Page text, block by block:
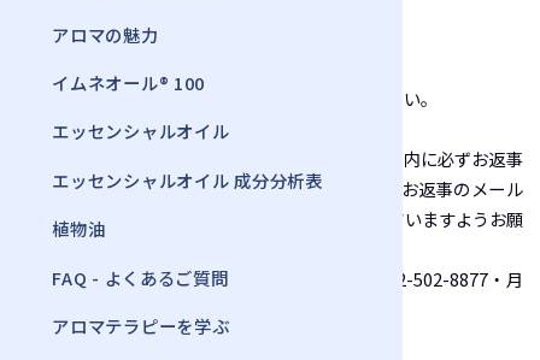
アロマの魅力
イムネオール® 100
エッセンシャルオイル
エッセンシャルオイル 成分分析表
植物油
FAQ - よくあるご質問
アロマテラピーを学ぶ
ご意見、ご質問など、お気軽にお問い合わせください。
土日祝（夏期休業・年末年始を含む）を除く5日以内に必ずお返事
をさせていただいておりますが、何らかの理由でお返事のメール
が届かないことがございます。下記、ご注意くださいますようお願
また、お返事のメールが届かない場合は電話（042-502-8877・月